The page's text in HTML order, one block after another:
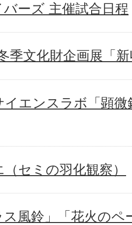
ーズ 主催試合日程
季文化財企画展「
イエンスラボ「顕
セミの羽化観察）
ス風鈴」「花火の